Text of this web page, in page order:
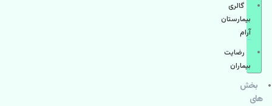
گالری
بیمارستان
آرام
رضایت
بیماران
بخش
های